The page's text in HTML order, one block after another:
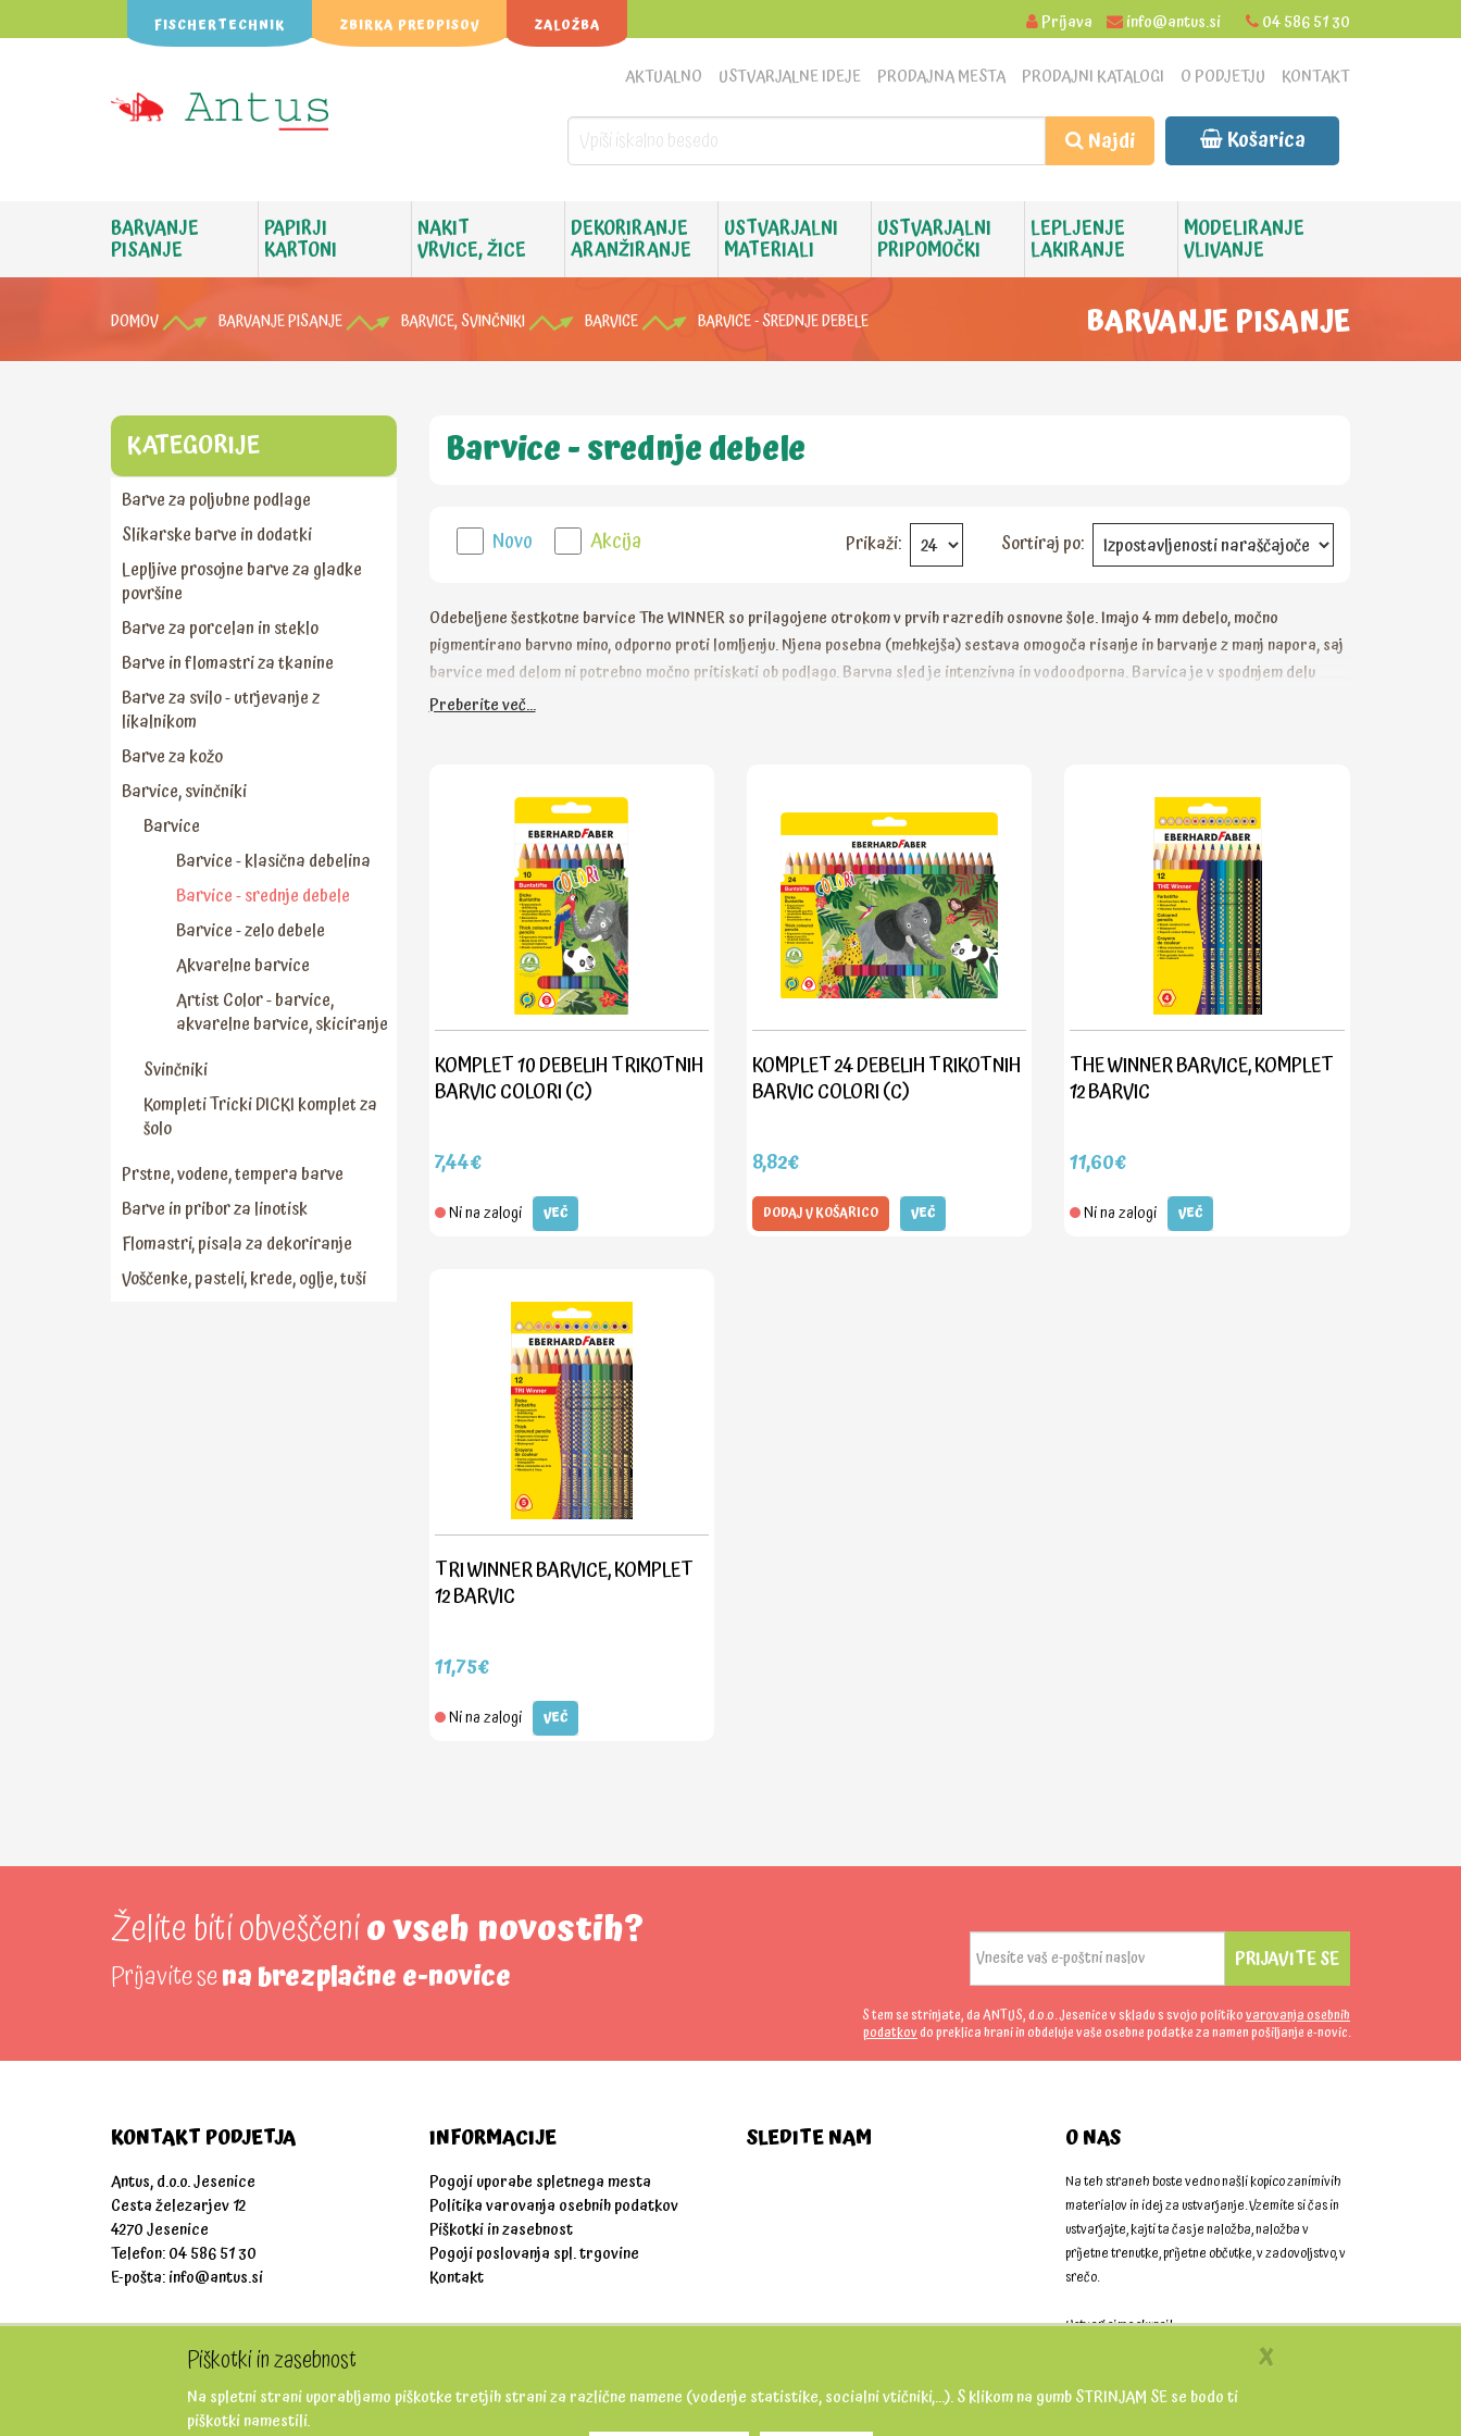
FISCHERTECHNIK ZBIRKA PREDPISOV ZALOŽBA Prijava info@antus.si
04 586 51 30
KONTAKT
O PODJETJU
PRODAJNI KATALOGI
PRODAJNA MESTA
USTVARJALNE IDEJE
AKTUALNO
Najdi Košarica
BARVANJE
PISANJE
PAPIRJI
KARTONI
NAKIT
VRVICE, ŽICE
DEKORIRANJE
ARANŽIRANJE
USTVARJALNI
MATERIALI
USTVARJALNI
PRIPOMOČKI
LEPLJENJE
LAKIRANJE
MODELIRANJE
VLIVANJE
DOMOV BARVANJE PISANJE BARVICE, SVINČNIKI BARVICE BARVICE - SREDNJE DEBELE BARVANJE PISANJE
KATEGORIJE
Barve za poljubne podlage
Slikarske barve in dodatki
Lepljive prosojne barve za gladke
površine
Barve za porcelan in steklo
Barve in flomastri za tkanine
Barve za svilo - utrjevanje z
likalnikom
Barve za kožo
Barvice, svinčniki
Barvice
Barvice - klasična debelina
Barvice - srednje debele
Barvice - zelo debele
Akvarelne barvice
Artist Color - barvice,
akvarelne barvice, skiciranje
Svinčniki
Kompleti Tricki DICKI komplet za
šolo
Prstne, vodene, tempera barve
Barve in pribor za linotisk
Flomastri, pisala za dekoriranje
Voščenke, pasteli, krede, oglje, tuši
Barvice - srednje debele
Novo Akcija Sortiraj po:
Prikaži:
Odebeljene šestkotne barvice The WINNER so prilagojene otrokom v prvih razredih osnovne šole. Imajo 4 mm debelo, močno
pigmentirano barvno mino, odporno proti lomljenju. Njena posebna (mehkejša) sestava omogoča risanje in barvanje z manj napora, saj
barvice med delom ni potrebno močno pritiskati ob podlago. Barvna sled je intenzivna in vodoodporna. Barvica je v spodnjem delu
potiskana z vzorcem, ki omogoča dober prijem.
Preberite več...
KOMPLET 10 DEBELIH TRIKOTNIH
BARVIC COLORI (C)
7,44€
Ni na zalogi VEČ
KOMPLET 24 DEBELIH TRIKOTNIH
BARVIC COLORI (C)
8,82€
DODAJ V KOŠARICO VEČ
THE WINNER BARVICE, KOMPLET
12 BARVIC
11,60€
Ni na zalogi VEČ
TRI WINNER BARVICE, KOMPLET
12 BARVIC
11,75€
Ni na zalogi VEČ
Želite biti obveščenio vseh novostih?
Prijavite sena brezplačne e-novice PRIJAVITE SE
S tem se strinjate, da ANTUS, d.o.o. Jesenice v skladu s svojo politikovarovanja osebnih
podatkovdo preklica hrani in obdeluje vaše osebne podatke za namen pošiljanje e-novic.
KONTAKT PODJETJA
Antus, d.o.o. Jesenice
Cesta železarjev 12
4270 Jesenice
Telefon: 04 586 51 30
E-pošta:info@antus.si
INFORMACIJE
Pogoji uporabe spletnega mesta
Politika varovanja osebnih podatkov
Piškotki in zasebnost
Pogoji poslovanja spl. trgovine
Kontakt
SLEDITE NAM O NAS
Na teh straneh boste vedno našli kopico zanimivih
materialov in idej za ustvarjanje. Vzemite si čas in
ustvarjajte, kajti ta čas je naložba, naložba v
prijetne trenutke, prijetne občutke, v zadovoljstvo, v
srečo.
Ustvarjajmo skupaj!
X
Piškotki in zasebnost
Na spletni strani uporabljamo piškotke tretjih strani za različne namene (vodenje statistike, socialni vtičniki,...). S klikom na gumb STRINJAM SE se bodo ti
piškotki namestili.